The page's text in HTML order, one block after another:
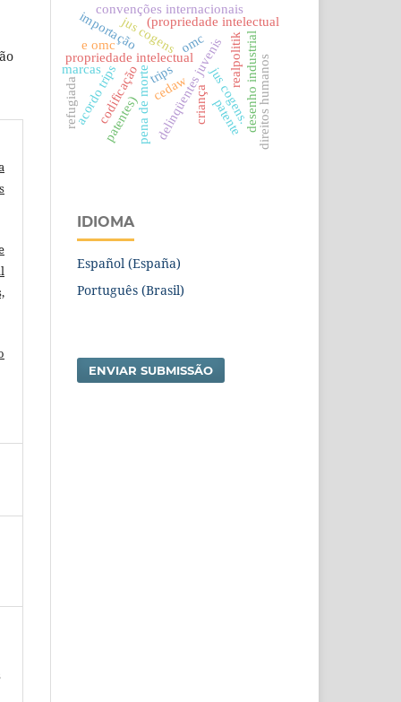
omc
jus cogens
trips
propriedade intelectual
delinqüentes juvenis
pena de morte
(propriedade intelectual
cedaw jus cogens.
criança
codificação
convenções internacionais
acordo trips desenho industrial
realpolitik
patentes)
importação
patente
marcas
refugiada direitos humanos
e omc
IDIOMA
Español (España)
Português (Brasil)
ENVIAR SUBMISSÃO